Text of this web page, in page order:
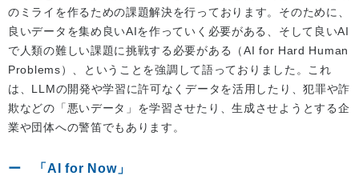
のミライを作るための課題解決を行っております。そのために、
良いデータを集め良いAIを作っていく必要がある、そして良いAI
で人類の難しい課題に挑戦する必要がある（AI for Hard Human
Problems）、ということを強調して語っておりました。これ
は、LLMの開発や学習に許可なくデータを活用したり、犯罪や詐
欺などの「悪いデータ」を学習させたり、生成させようとする企
業や団体への警笛でもあります。
「AI for Now」